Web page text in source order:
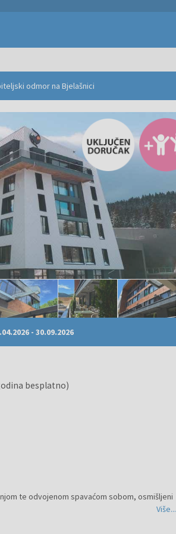
odmor na Bjelašnici
-30.09.2026
besplatno)
te odvojenom spavaćom sobom, osmišljeni
Više...